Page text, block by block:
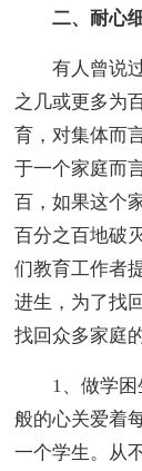
二、耐心
有人曾说
之几或更多为
育，对集体而
于一个家庭而
百，如果这个
百分之百地破
们教育工作者
进生，为了找
找回众多家庭
1、做学
般的心关爱着
一个学生。从